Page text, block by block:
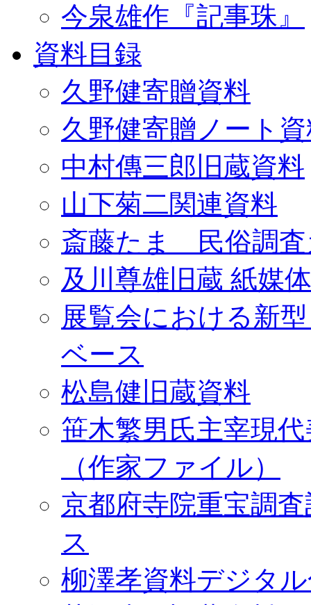
今泉雄作『記事珠』
資料目録
久野健寄贈資料
久野健寄贈ノート
中村傳三郎旧蔵資料
山下菊二関連資料
斎藤たま 民俗調査
及川尊雄旧蔵 紙媒
展覧会における新
ベース
松島健旧蔵資料
笹木繁男氏主宰現
（作家ファイル）
京都府寺院重宝調
ス
柳澤孝資料デジタ